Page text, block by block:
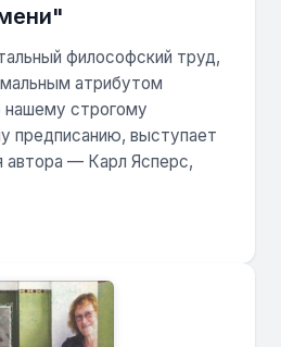
философский труд,
атрибутом
нашему строгому
предписанию, выступает
автора — Карл Ясперс,